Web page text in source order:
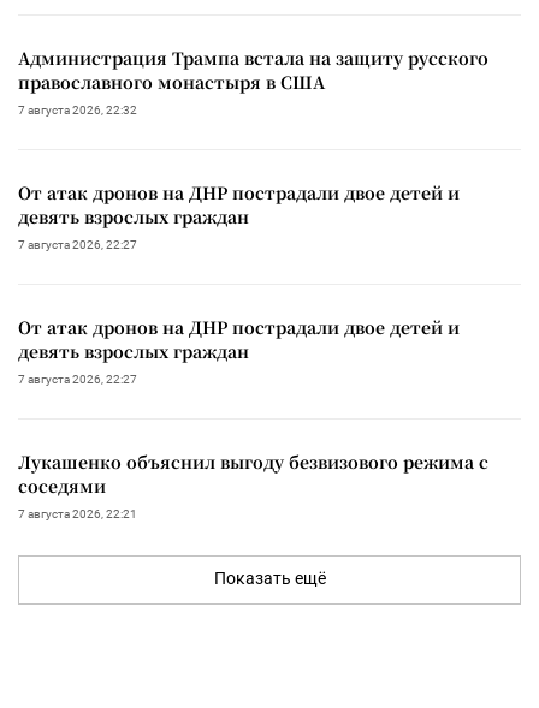
Администрация Трампа встала на защиту русского
православного монастыря в США
7 августа 2026, 22:32
От атак дронов на ДНР пострадали двое детей и
девять взрослых граждан
7 августа 2026, 22:27
От атак дронов на ДНР пострадали двое детей и
девять взрослых граждан
7 августа 2026, 22:27
Лукашенко объяснил выгоду безвизового режима с
соседями
7 августа 2026, 22:21
Показать ещё